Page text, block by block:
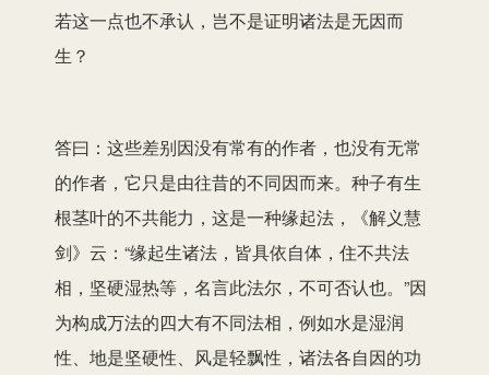
若这一点也不承认，岂不是证明诸法是无因而
生？
答曰：这些差别因没有常有的作者，也没有无常
的作者，它只是由往昔的不同因而来。种子有生
根茎叶的不共能力，这是一种缘起法，《解义慧
剑》云：“缘起生诸法，皆具依自体，住不共法
相，坚硬湿热等，名言此法尔，不可否认也。”因
为构成万法的四大有不同法相，例如水是湿润
性、地是坚硬性、风是轻飘性，诸法各自因的功